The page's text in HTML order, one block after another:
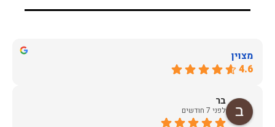
מצוין
4.6
בר
לפני 7 חודשים